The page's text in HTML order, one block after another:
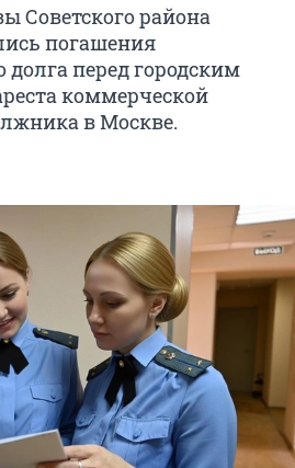
Советского района
погашения
перед городским
коммерческой
в Москве.